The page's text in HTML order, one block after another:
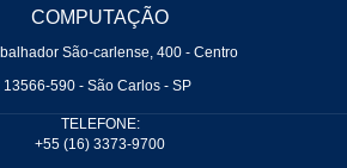
COMPUTAÇÃO
São-carlense, 400 - Centro
13566-590 - São Carlos - SP
TELEFONE:
+55 (16) 3373-9700